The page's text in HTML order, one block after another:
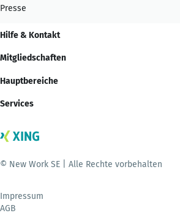
Presse
Hilfe & Kontakt
Mitgliedschaften
Hauptbereiche
Services
© New Work SE | Alle Rechte vorbehalten
Impressum
AGB